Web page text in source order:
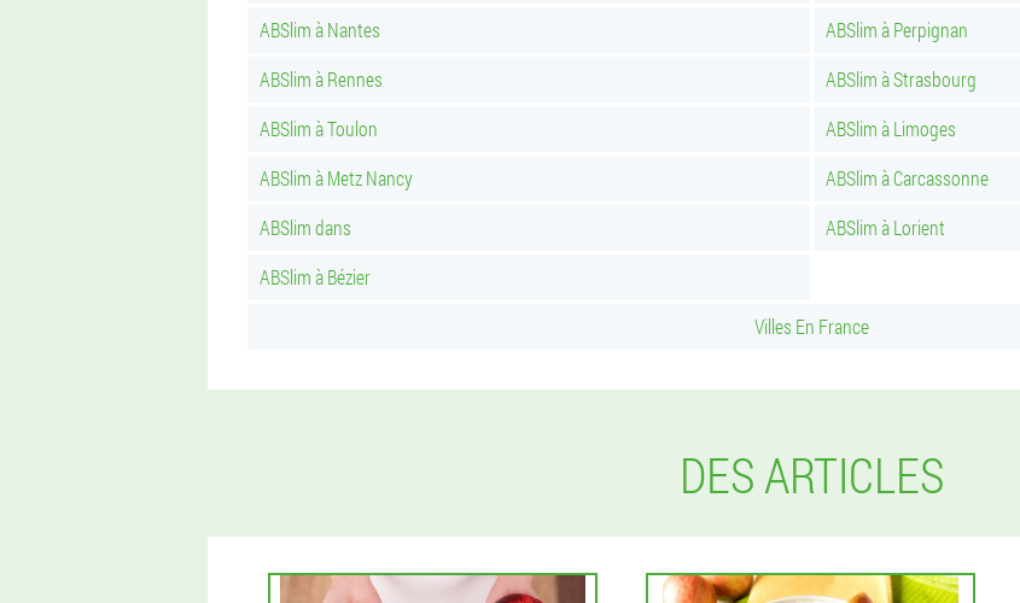
ABSlim à Nantes
ABSlim à Perpignan
ABSlim à Rennes
ABSlim à Strasbourg
ABSlim à Toulon
ABSlim à Limoges
ABSlim à Metz Nancy
ABSlim à Carcassonne
ABSlim dans
ABSlim à Lorient
ABSlim à Bézier
Villes En France
DES ARTICLES